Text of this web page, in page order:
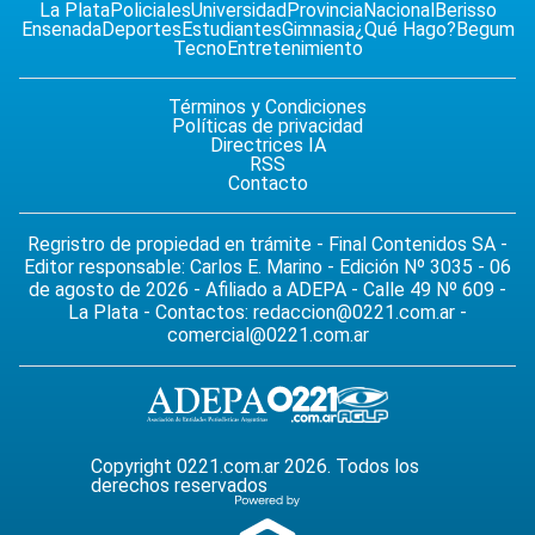
La PlataPolicialesUniversidadProvinciaNacionalBerisso
EnsenadaDeportesEstudiantesGimnasia¿Qué Hago?Begum
TecnoEntretenimiento
Términos y Condiciones
Políticas de privacidad
Directrices IA
RSS
Contacto
Regristro de propiedad en trámite - Final Contenidos SA -
Editor responsable: Carlos E. Marino - Edición Nº 3035 - 06
de agosto de 2026 - Afiliado a ADEPA - Calle 49 Nº 609 -
La Plata - Contactos: redaccion@0221.com.ar -
comercial@0221.com.ar
Copyright 0221.com.ar 2026. Todos los
derechos reservados